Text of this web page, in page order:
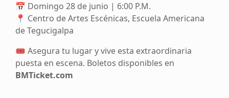
📅 Domingo 28 de junio | 6:00 P.M.
📍 Centro de Artes Escénicas, Escuela Americana
de Tegucigalpa
🎟️ Asegura tu lugar y vive esta extraordinaria
puesta en escena. Boletos disponibles en
BMTicket.com